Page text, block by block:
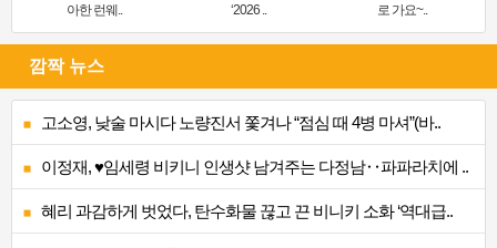
아한 런웨..
‘2026 ..
로 가요~..
깜짝 뉴스
고소영, 낮술 마시다 노량진서 쫓겨나 “점심 때 4병 마셔”(바..
이정재, ♥임세령 비키니 인생샷 남겨주는 다정남‥파파라치에 ..
혜리 과감하게 벗었다, 탄수화물 끊고 끈 비니키 소화 ‘역대급..